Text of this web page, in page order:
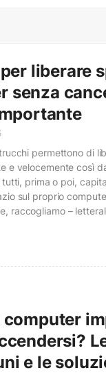
liberare
senza
permettono di
e velocemente così
tutti, prima o poi,
sul proprio
raccogliamo –
computer
e le